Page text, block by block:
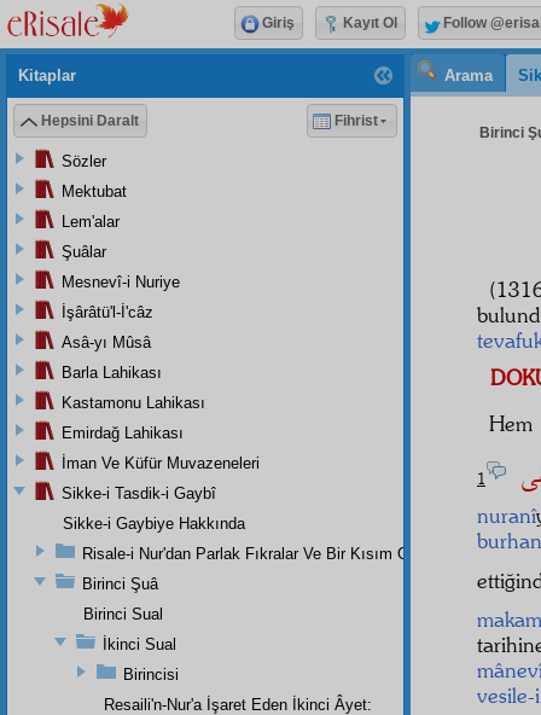
Arama
Birinci
Hem
1
nuranî
burhan
Kitaplar
Hepsini Daralt Fihrist
Sözler
Mektubat
Lem'alar
Şuâlar
Mesnevî-i Nuriye
İşârâtü'l-İ'câz
Asâ-yı Mûsâ
Barla Lahikası
Kastamonu Lahikası
Emirdağ Lahikası
İman Ve Küfür Muvazeneleri
Sikke-i Tasdik-i Gaybî
Sikke-i Gaybiye Hakkında
Risale-i Nur'dan Parlak Fıkralar Ve Bir Kısım Güzel Mektuplar
Birinci Şuâ
Birinci Sual
İkinci Sual
Birincisi
Resaili'n-Nur'a İşaret Eden İkinci Âyet:
Giriş Kayıt Ol Follow